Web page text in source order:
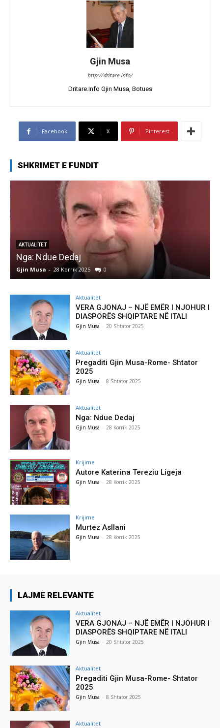
Gjin Musa
http://dritare.info/
Dritare.Info Gjin Musa, Botues
Facebook X Pinterest
SHKRIMET E FUNDIT
AKTUALITET
Nga: Ndue Dedaj
Gjin Musa - 28 Korrik 2025 0
Aktualitet
VERA GJONAJ – NJË EMËR I NJOHUR I
DIASPORËS SHQIPTARE NË ITALI
Gjin Musa - 20 Shtator 2025
Aktualitet
Pregaditi Gjin Musa-Rome- Shtator
2025
Gjin Musa - 8 Shtator 2025
Aktualitet
Nga: Ndue Dedaj
Gjin Musa - 28 Korrik 2025
Krijime
Autore Katerina Tereziu Ligeja
Gjin Musa - 28 Korrik 2025
Krijime
Murtez Asllani
Gjin Musa - 28 Korrik 2025
LAJME RELEVANTE
Aktualitet
VERA GJONAJ – NJË EMËR I NJOHUR I
DIASPORËS SHQIPTARE NË ITALI
Gjin Musa - 20 Shtator 2025
Aktualitet
Pregaditi Gjin Musa-Rome- Shtator
2025
Gjin Musa - 8 Shtator 2025
Aktualitet